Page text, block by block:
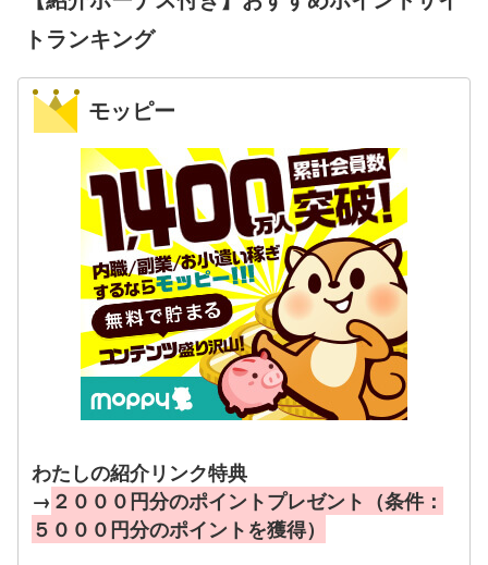
トランキング
モッピー
わたしの紹介リンク特典
→ ２０００円分のポイントプレゼント（条件：
５０００円分のポイントを獲得）